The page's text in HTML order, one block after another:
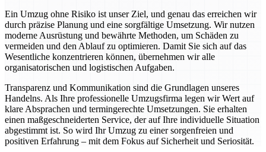
Ein Umzug ohne Risiko ist unser Ziel, und genau das erreichen wir
durch präzise Planung und eine sorgfältige Umsetzung. Wir nutzen
moderne Ausrüstung und bewährte Methoden, um Schäden zu
vermeiden und den Ablauf zu optimieren. Damit Sie sich auf das
Wesentliche konzentrieren können, übernehmen wir alle
organisatorischen und logistischen Aufgaben.
Transparenz und Kommunikation sind die Grundlagen unseres
Handelns. Als Ihre professionelle Umzugsfirma legen wir Wert auf
klare Absprachen und termingerechte Umsetzungen. Sie erhalten
einen maßgeschneiderten Service, der auf Ihre individuelle Situation
abgestimmt ist. So wird Ihr Umzug zu einer sorgenfreien und
positiven Erfahrung – mit dem Fokus auf Sicherheit und Seriosität.